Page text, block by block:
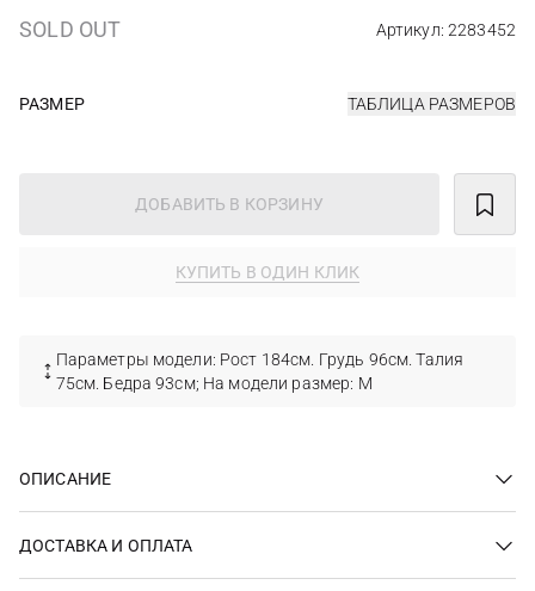
SOLD OUT Артикул: 2283452
РАЗМЕР ТАБЛИЦА РАЗМЕРОВ
ДОБАВИТЬ В КОРЗИНУ
КУПИТЬ В ОДИН КЛИК
Параметры модели: Рост 184см. Грудь 96см. Талия
75см. Бедра 93см; На модели размер: M
ОПИСАНИЕ
ДОСТАВКА И ОПЛАТА